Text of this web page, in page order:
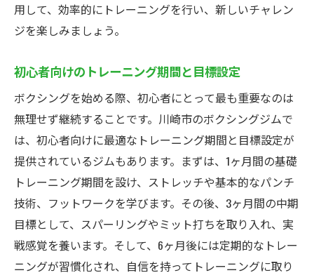
用して、効率的にトレーニングを行い、新しいチャレン
ジを楽しみましょう。
初心者向けのトレーニング期間と目標設定
ボクシングを始める際、初心者にとって最も重要なのは
無理せず継続することです。川崎市のボクシングジムで
は、初心者向けに最適なトレーニング期間と目標設定が
提供されているジムもあります。まずは、1ヶ月間の基礎
トレーニング期間を設け、ストレッチや基本的なパンチ
技術、フットワークを学びます。その後、3ヶ月間の中期
目標として、スパーリングやミット打ちを取り入れ、実
戦感覚を養います。そして、6ヶ月後には定期的なトレー
ニングが習慣化され、自信を持ってトレーニングに取り